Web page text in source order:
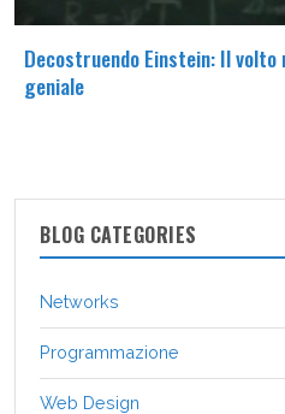
Decostruendo Einstein: Il
geniale
BLOG CATEGORIES
Networks
Programmazione
Web Design